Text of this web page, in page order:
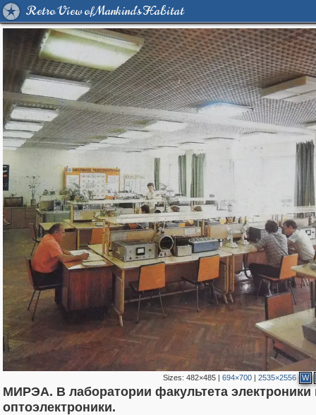
Retro View of Mankind's Habitat
Sizes:482×485 |694×700 |2535×2556 W
МИРЭА. В лаборатории факультета электроники
оптоэлектроники.
1,406,849
319,861 8,286
27,129